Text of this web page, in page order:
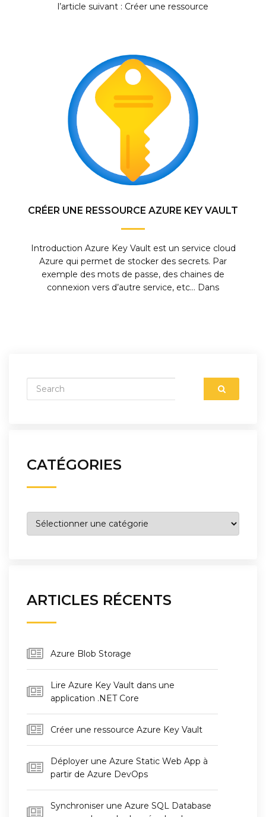
l’article suivant : Créer une ressource
CRÉER UNE RESSOURCE AZURE KEY VAULT
Introduction Azure Key Vault est un service cloud
Azure qui permet de stocker des secrets. Par
exemple des mots de passe, des chaines de
connexion vers d’autre service, etc… Dans
CATÉGORIES
Catégories
ARTICLES RÉCENTS
Azure Blob Storage
Lire Azure Key Vault dans une
application .NET Core
Créer une ressource Azure Key Vault
Déployer une Azure Static Web App à
partir de Azure DevOps
Synchroniser une Azure SQL Database